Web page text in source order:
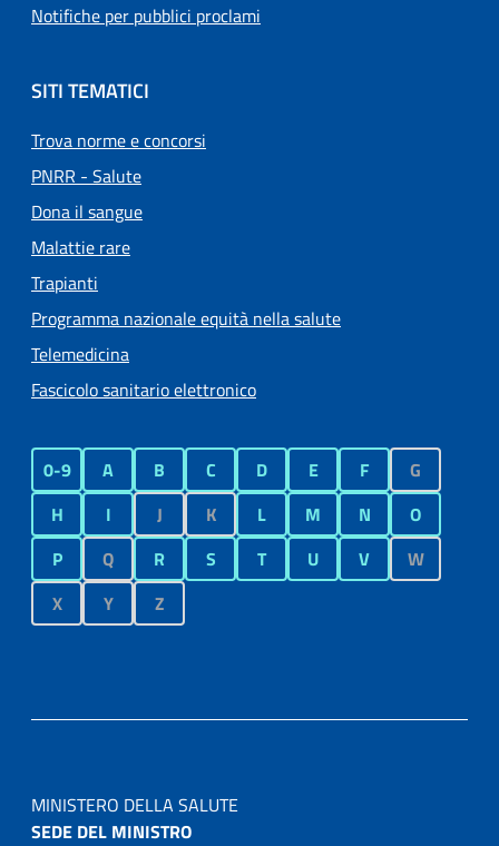
Notifiche per pubblici proclami
SITI TEMATICI
Trova norme e concorsi
PNRR - Salute
Dona il sangue
Malattie rare
Trapianti
Programma nazionale equità nella salute
Telemedicina
Fascicolo sanitario elettronico
0-9 A B C D E F
G
H
I J K L M N
O
P
Q R S T U V
W
X
Y Z
MINISTERO DELLA SALUTE
SEDE DEL MINISTRO